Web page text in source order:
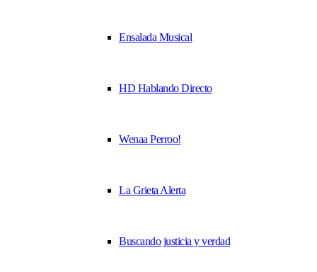
Ensalada Musical
HD Hablando Directo
Wenaa Perroo!
La Grieta Alerta
Buscando justicia y verdad